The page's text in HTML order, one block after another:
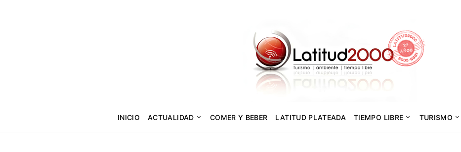
INICIO ACTUALIDAD COMER Y BEBER LATITUD PLATEADA TIEMPO LIBRE TURISMO